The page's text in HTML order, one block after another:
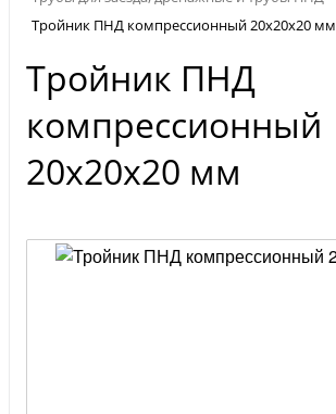
Тройник ПНД компрессионный 20х20х20 мм
Тройник ПНД
компрессионный
20х20х20 мм